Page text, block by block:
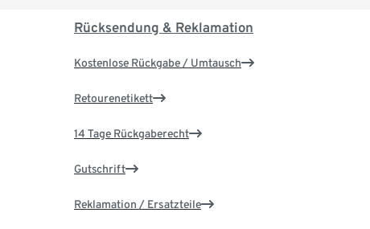
Rücksendung & Reklamation
Kostenlose Rückgabe / Umtausch
Retourenetikett
14 Tage Rückgaberecht
Gutschrift
Reklamation / Ersatzteile